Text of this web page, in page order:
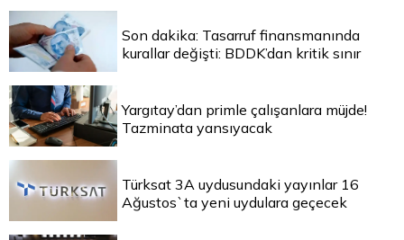
Son dakika: Tasarruf finansmanında
kurallar değişti: BDDK’dan kritik sınır
Yargıtay’dan primle çalışanlara müjde!
Tazminata yansıyacak
Türksat 3A uydusundaki yayınlar 16
Ağustos`ta yeni uydulara geçecek